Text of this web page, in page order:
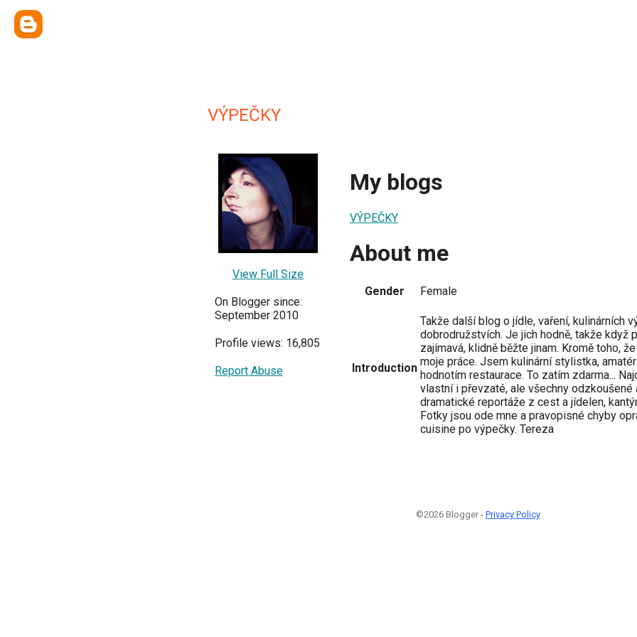
VÝPEČKY
View Full Size
On Blogger since:
September 2010
Profile views: 16,805
Report Abuse
My blogs
VÝPEČKY
About me
Gender Female
Introduction
Takže další blog o jídle, vaření, kulinárních
dobrodružstvích. Je jich hodně, takže když
zajímavá, klidně běžte jinam. Kromě toho,
moje práce. Jsem kulinární stylistka,
hodnotím restaurace. To zatím zdarma...
vlastní i převzaté, ale všechny odzkoušené
dramatické reportáže z cest a jídelen,
Fotky jsou ode mne a pravopisné chyby
cuisine po výpečky. Tereza
©2026 Blogger - Privacy Policy